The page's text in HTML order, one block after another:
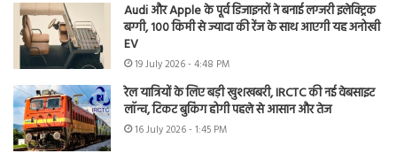
Audi और Apple के पूर्व डिजाइनरों ने बनाई लग्जरी इलेक्ट्रिक
बग्गी, 100 किमी से ज्यादा की रेंज के साथ आएगी यह अनोखी
EV
19 July 2026 - 4:48 PM
रेल यात्रियों के लिए बड़ी खुशखबरी, IRCTC की नई वेबसाइट
लॉन्च, टिकट बुकिंग होगी पहले से आसान और तेज
16 July 2026 - 1:45 PM